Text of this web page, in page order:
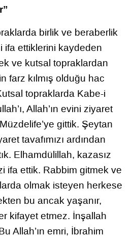
birlik ve beraberlik
ifa ettiklerini kaydeden
ve kutsal topraklardan
farz kılmış olduğu hac
topraklarda Kabe-i
Allah’ın evini ziyaret
gittik. Şeytan
tavafımızı ardından
Elhamdülillah, kazasız
ifa ettik. Rabbim gitmek ve
olmak isteyen herkese
bu ancak yaşanır,
kifayet etmez. İnşallah
Allah’ın emri, İbrahim